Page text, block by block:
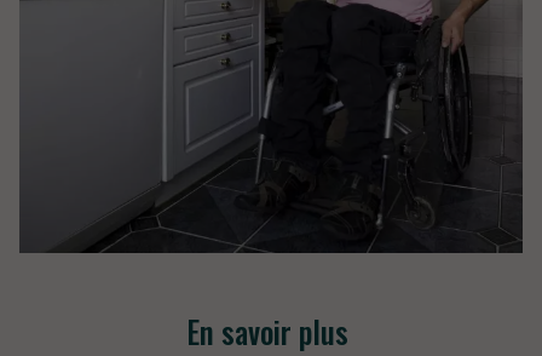
En savoir plus